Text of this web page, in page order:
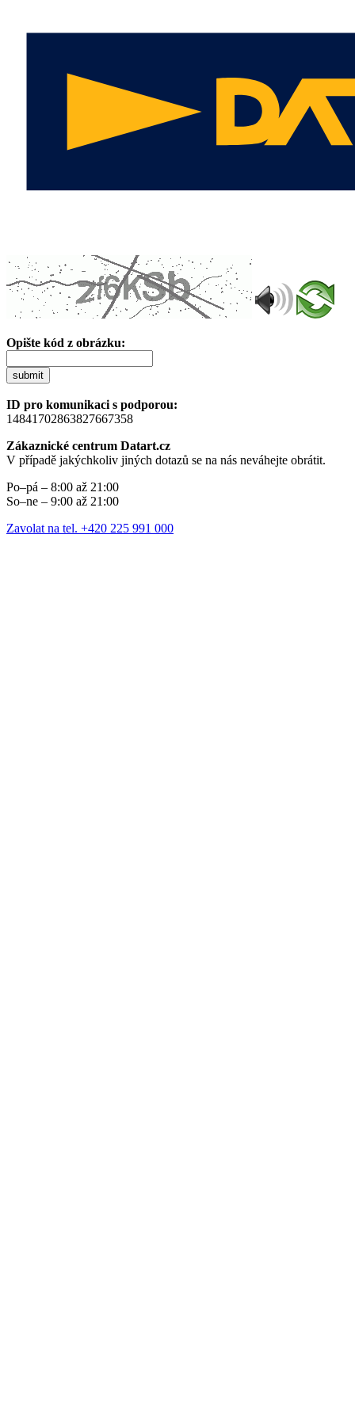
Opište kód z obrázku:
submit
ID pro komunikaci s podporou:
14841702863827667358
Zákaznické centrum Datart.cz
V případě jakýchkoliv jiných dotazů se na nás neváhejte obrátit.
Po–pá – 8:00 až 21:00
So–ne – 9:00 až 21:00
Zavolat na tel. +420 225 991 000